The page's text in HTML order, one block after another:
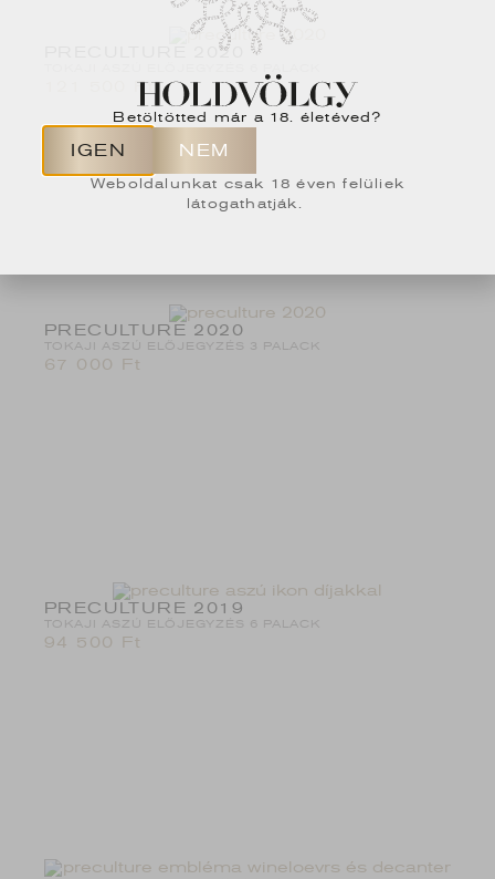
PRECULTURE 2020
Ft
PRECULTURE 2020
TOKAJI ASZÚ ELŐJEGYZÉS 3 PALACK
67 000 Ft
PRECULTURE 2019
TOKAJI ASZÚ ELŐJEGYZÉS 6 PALACK
94 500 Ft
Betöltötted már a 18. életéved?
IGEN NEM
Weboldalunkat csak 18 éven felüliek
látogathatják.